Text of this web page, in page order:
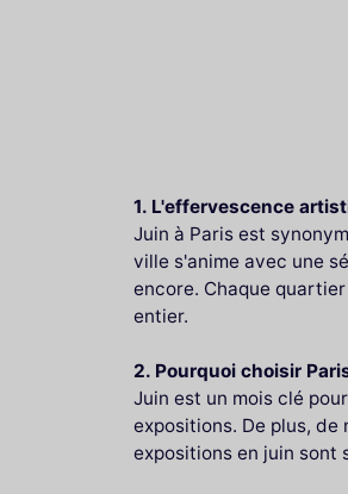
1. L'effervescence
Juin à Paris est
ville s'anime avec une
encore. Chaque
entier.
2. Pourquoi choisir
Juin est un mois clé
expositions. De plus,
expositions en juin